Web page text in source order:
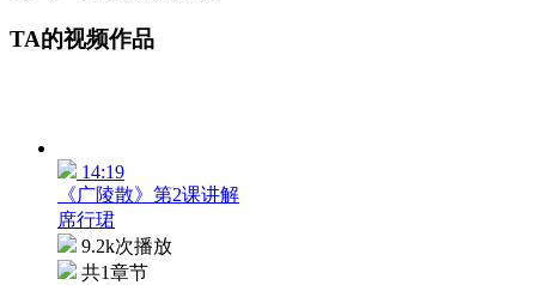
TA的视频作品
14:19
《广陵散》第2课讲解
席行珺
9.2k次播放
共1章节